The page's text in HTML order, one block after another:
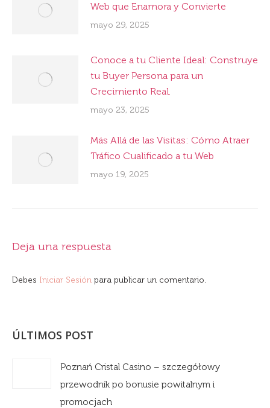
Web que Enamora y Convierte
mayo 29, 2025
Conoce a tu Cliente Ideal: Construye
tu Buyer Persona para un
Crecimiento Real.
mayo 23, 2025
Más Allá de las Visitas: Cómo Atraer
Tráfico Cualificado a tu Web
mayo 19, 2025
Deja una respuesta
Debes Iniciar Sesión para publicar un comentario.
ÚLTIMOS POST
Poznań Cristal Casino – szczegółowy
przewodnik po bonusie powitalnym i
promocjach